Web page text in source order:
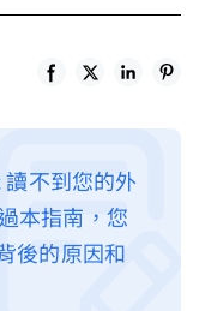
不到您的外
本指南，您
後的原因和